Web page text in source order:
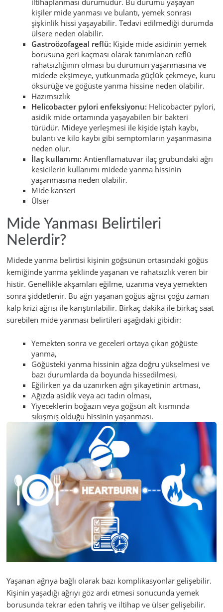
iltihaplanması durumudur. Bu durumu yaşayan
kişiler mide yanması ve bulantı, yemek sonrası
şişkinlik hissi yaşayabilir. Tedavi edilmediği durumda
ülsere neden olabilir.
Gastroözofageal reflü: Kişide mide asidinin yemek
borusuna geri kaçması olarak tanımlanan reflü
rahatsızlığının olması bu durumun yaşanmasına ve
midede ekşimeye, yutkunmada güçlük çekmeye, kuru
öksürüğe ve göğüste yanma hissine neden olabilir.
Hazımsızlık
Helicobacter pylori enfeksiyonu: Helicobacter pylori,
asidik mide ortamında yaşayabilen bir bakteri
türüdür. Mideye yerleşmesi ile kişide iştah kaybı,
bulantı ve kilo kaybı gibi semptomların yaşanmasına
neden olur.
İlaç kullanımı: Antienflamatuvar ilaç grubundaki ağrı
kesicilerin kullanımı midede yanma hissinin
yaşanmasına neden olabilir.
Mide kanseri
Ülser
Mide Yanması Belirtileri
Nelerdir?
Midede yanma belirtisi kişinin göğsünün ortasındaki göğüs
kemiğinde yanma şeklinde yaşanan ve rahatsızlık veren bir
histir. Genellikle akşamları eğilme, uzanma veya yemekten
sonra şiddetlenir. Bu ağrı yaşanan göğüs ağrısı çoğu zaman
kalp krizi ağrısı ile karıştırılabilir. Birkaç dakika ile birkaç saat
sürebilen mide yanması belirtileri aşağıdaki gibidir:
Yemekten sonra ve geceleri ortaya çıkan göğüste
yanma,
Göğüsteki yanma hissinin ağza doğru yükselmesi ve
bazı durumlarda da boyunda hissedilmesi,
Eğilirken ya da uzanırken ağrı şikayetinin artması,
Ağızda asidik veya acı tadın olması,
Yiyeceklerin boğazın veya göğsün alt kısmında
sıkışmış olduğu hissinin yaşanması.
Yaşanan ağrıya bağlı olarak bazı komplikasyonlar gelişebilir.
Kişinin yaşadığı ağrıyı göz ardı etmesi sonucunda yemek
borusunda tekrar eden tahriş ve iltihap ve ülser gelişebilir.